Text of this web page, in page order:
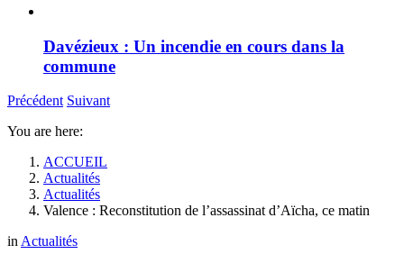
Davézieux : Un incendie en cours dans la
commune
Précédent Suivant
You are here:
ACCUEIL
Actualités
Actualités
Valence : Reconstitution de l’assassinat d’Aïcha, ce matin
inActualités